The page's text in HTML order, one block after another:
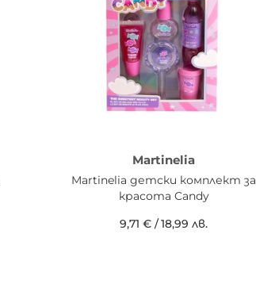
Martinelia
Martinelia детски комплект за
красота Candy
9,71 € /18,99 лв.